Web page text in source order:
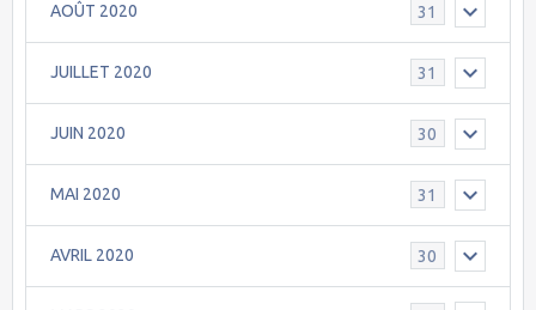
AOÛT 2020 31
JUILLET 2020 31
JUIN 2020 30
MAI 2020 31
AVRIL 2020 30